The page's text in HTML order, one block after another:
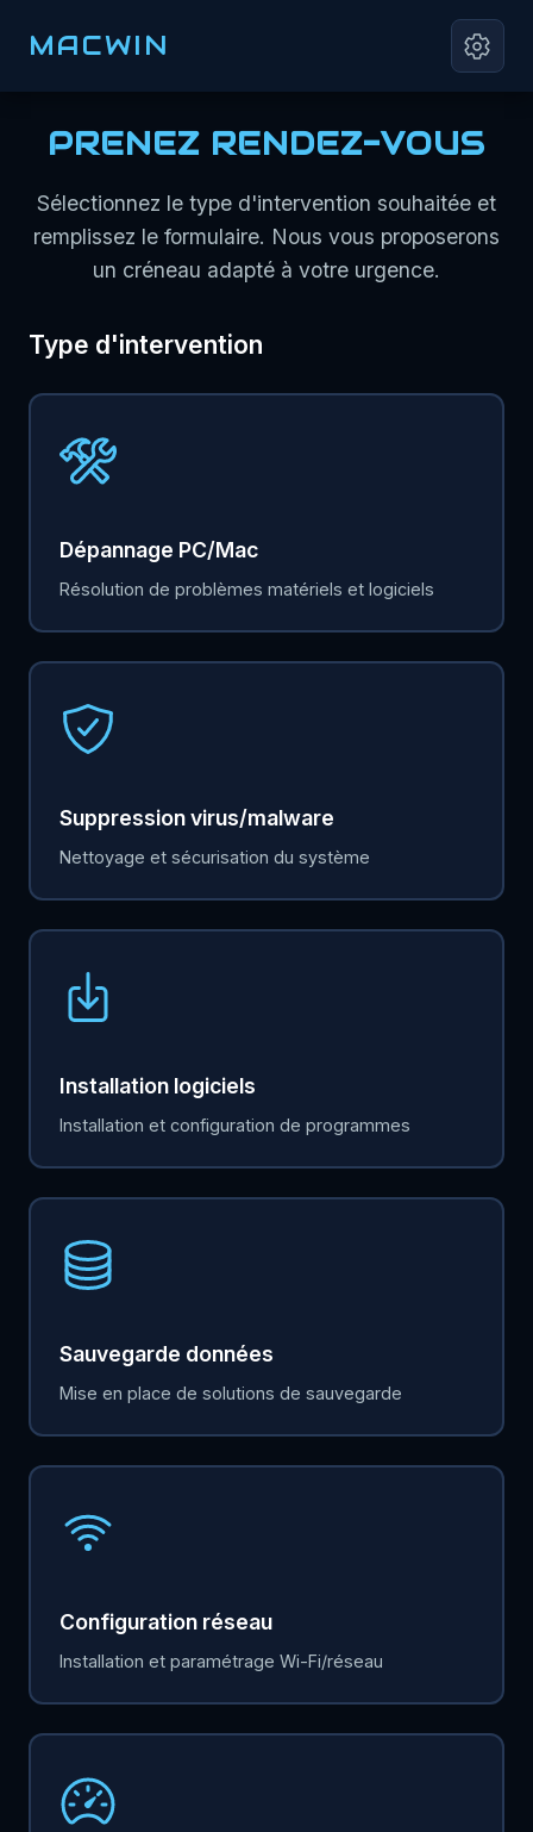
MACWIN
PRENEZ RENDEZ-VOUS
Sélectionnez le type d'intervention souhaitée et
remplissez le formulaire. Nous vous proposerons
un créneau adapté à votre urgence.
Type d'intervention
Dépannage PC/Mac
Résolution de problèmes matériels et logiciels
Suppression virus/malware
Nettoyage et sécurisation du système
Installation logiciels
Installation et configuration de programmes
Sauvegarde données
Mise en place de solutions de sauvegarde
Configuration réseau
Installation et paramétrage Wi-Fi/réseau